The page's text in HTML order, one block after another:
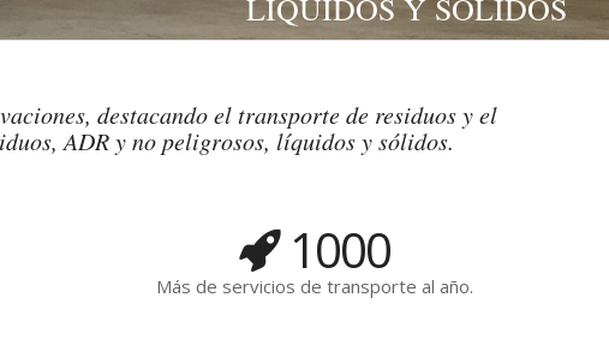
LÍQUIDOS Y SÓLIDOS
destacando el transporte de residuos y el
ADR y no peligrosos, líquidos y sólidos.
1000
Más de servicios de transporte al año.